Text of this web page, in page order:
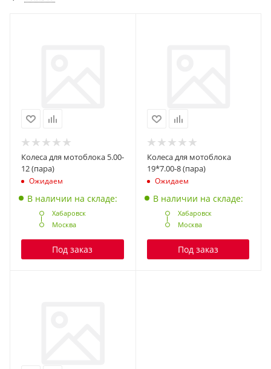
Колеса для мотоблока 5.00-
12 (пара)
Ожидаем
В наличии на складе:
Хабаровск
Москва
Под заказ
Колеса для мотоблока
19*7.00-8 (пара)
Ожидаем
В наличии на складе:
Хабаровск
Москва
Под заказ